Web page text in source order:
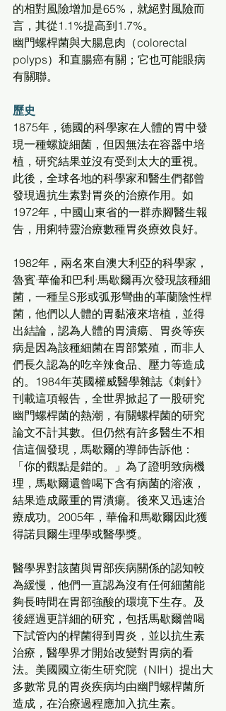
的相對風險增加是65%，就絕對風險而
言，其從1.1%提高到1.7%。
幽門螺桿菌與大腸息肉（colorectal
polyps）和直腸癌有關；它也可能眼病
有關聯。
歷史
1875年，德國的科學家在人體的胃中發
現一種螺旋細菌，但因無法在容器中培
植，研究結果並沒有受到太大的重視。
此後，全球各地的科學家和醫生們都曾
發現過抗生素對胃炎的治療作用。如
1972年，中國山東省的一群赤腳醫生報
告，用痢特靈治療數種胃炎療效良好。
1982年，兩名來自澳大利亞的科學家，
魯賓·華倫和巴利·馬歇爾再次發現該種細
菌，一種呈S形或弧形彎曲的革蘭陰性桿
菌，他們以人體的胃黏液來培植，並得
出結論，認為人體的胃潰瘍、胃炎等疾
病是因為該種細菌在胃部繁殖，而非人
們長久認為的吃辛辣食品、壓力等造成
的。1984年英國權威醫學雜誌《刺針》
刊載這項報告，全世界掀起了一股研究
幽門螺桿菌的熱潮，有關螺桿菌的研究
論文不計其數。但仍然有許多醫生不相
信這個發現，馬歇爾的導師告訴他：
「你的觀點是錯的。」為了證明致病機
理，馬歇爾還曾喝下含有病菌的溶液，
結果造成嚴重的胃潰瘍。後來又迅速治
療成功。2005年，華倫和馬歇爾因此獲
得諾貝爾生理學或醫學獎。
醫學界對該菌與胃部疾病關係的認知較
為緩慢，他們一直認為沒有任何細菌能
夠長時間在胃部強酸的環境下生存。及
後經過更詳細的研究，包括馬歇爾曾喝
下試管內的桿菌得到胃炎，並以抗生素
治療，醫學界才開始改變對胃病的看
法。美國國立衛生研究院（NIH）提出大
多數常見的胃炎疾病均由幽門螺桿菌所
造成，在治療過程應加入抗生素。